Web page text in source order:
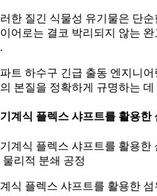
한 질긴 식물성 유기물은 단
어로는 결코 박리되지 않는
트 하수구 긴급 출동 엔지니
본질을 정확하게 규명하는
계식 플렉스 샤프트를 활용한
식 플렉스 샤프트를 활용한 섬